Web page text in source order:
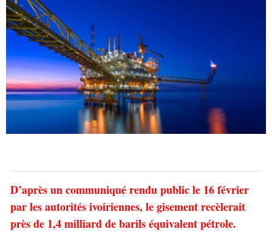
D’après un communiqué rendu public le 16 février
par les autorités ivoiriennes, le gisement recèlerait
près de 1,4 milliard de barils équivalent pétrole.